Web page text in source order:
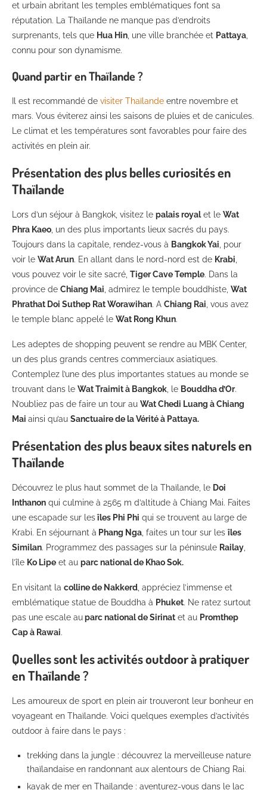
et urbain abritant les temples emblématiques font sa
réputation. La Thaïlande ne manque pas d’endroits
surprenants, tels que Hua Hin, une ville branchée et Pattaya,
connu pour son dynamisme.
Quand partir en Thaïlande ?
Il est recommandé de visiter Thaïlande entre novembre et
mars. Vous éviterez ainsi les saisons de pluies et de canicules.
Le climat et les températures sont favorables pour faire des
activités en plein air.
Présentation des plus belles curiosités en
Thaïlande
Lors d’un séjour à Bangkok, visitez le palais royalet le Wat
Phra Kaeo, un des plus importants lieux sacrés du pays.
Toujours dans la capitale, rendez-vous à Bangkok Yai, pour
voir le Wat Arun. En allant dans le nord-nord est de Krabi,
vous pouvez voir le site sacré, Tiger Cave Temple. Dans la
province de Chiang Mai, admirez le temple bouddhiste, Wat
Phrathat Doi Suthep Rat Worawihan. A Chiang Rai, vous avez
le temple blanc appelé le Wat Rong Khun.
Les adeptes de shopping peuvent se rendre au MBK Center,
un des plus grands centres commerciaux asiatiques.
Contemplez l’une des plus importantes statues au monde se
trouvant dans le Wat Traimit à Bangkok, le Bouddha d’Or.
N’oubliez pas de faire un tour au Wat Chedi Luang à Chiang
Mai ainsi qu’au Sanctuaire de la Vérité à Pattaya.
Présentation des plus beaux sites naturels en
Thaïlande
Découvrez le plus haut sommet de la Thaïlande, le Doi
Inthanon qui culmine à 2565 m d’altitude à Chiang Mai. Faites
une escapade sur lesîles Phi Phi qui se trouvent au large de
Krabi. En séjournant à Phang Nga, faites un tour sur les îles
Similan. Programmez des passages sur la péninsule Railay,
l’île Ko Lipe et au parc national de Khao Sok.
En visitant la colline de Nakkerd, appréciez l’immense et
emblématique statue de Bouddha à Phuket. Ne ratez surtout
pas une escale auparc national de Sirinat et au Promthep
Cap à Rawai.
Quelles sont les activités outdoor à pratiquer
en Thaïlande ?
Les amoureux de sport en plein air trouveront leur bonheur en
voyageant en Thaïlande. Voici quelques exemples d’activités
outdoor à faire dans le pays :
trekking dans la jungle : découvrez la merveilleuse nature
thaïlandaise en randonnant aux alentours de Chiang Rai.
kayak de mer en Thaïlande : aventurez-vous dans le lac